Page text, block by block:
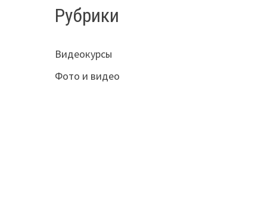
Рубрики
Видеокурсы
Фото и видео